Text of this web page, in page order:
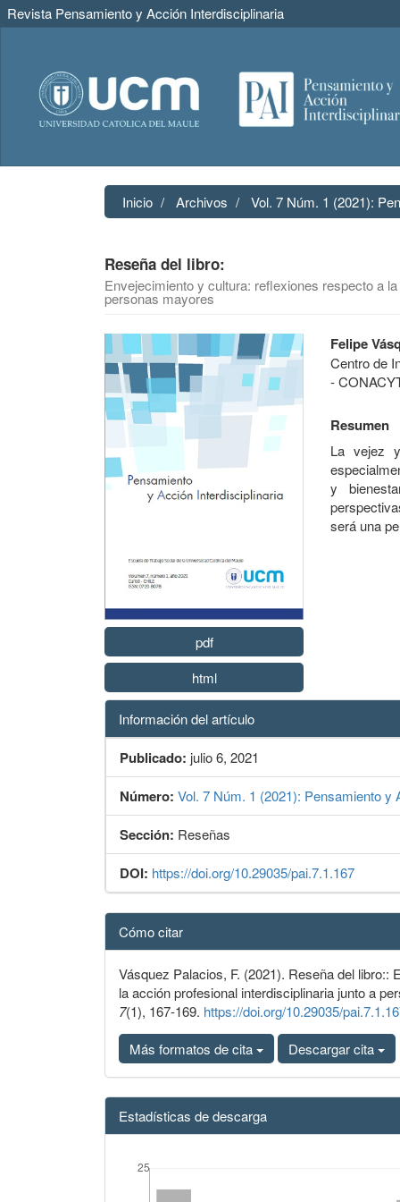
Revista Pensamiento y Acción Interdisciplinaria
Contenido
principal
Barra
lateral
Inicio Archivos Vol. 7 Núm. 1 (2021):
Reseña del libro:
Envejecimiento y cultura: reflexiones respecto a
personas mayores
Barra
lateral
del
artículo
pdf
html
Contenido
principal
del
artículo
Felipe
Centro de
-
Resumen
La vejez
y
será una
Información del artículo
Publicado: julio 6, 2021
Número: Vol. 7 Núm. 1 (2021): Pensamiento y
Sección: Reseñas
DOI: https://doi.org/10.29035/pai.7.1.167
Detalles
del
artículo
Cómo citar
Vásquez Palacios, F. (2021). Reseña del
la acción profesional interdisciplinaria junto a
7(1), 167-169. https://doi.org/10.29035/
Más formatos de cita
Descargar cita
Estadísticas de descarga